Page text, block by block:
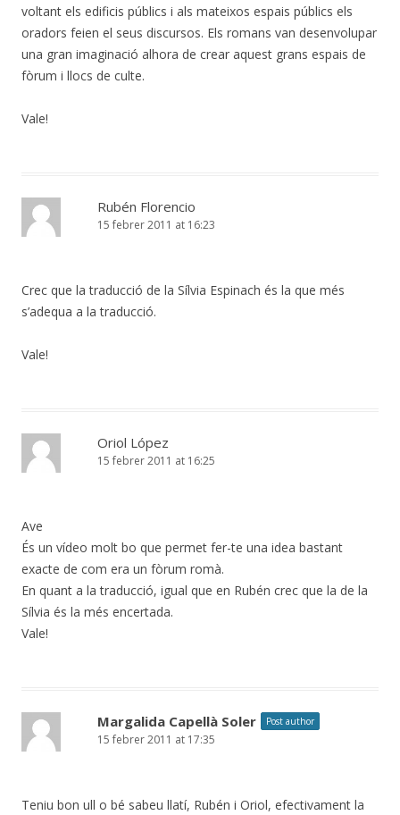
voltant els edificis públics i als mateixos espais públics els
oradors feien el seus discursos. Els romans van desenvolupar
una gran imaginació alhora de crear aquest grans espais de
fòrum i llocs de culte.
Vale!
Rubén Florencio
15 febrer 2011 at 16:23
Crec que la traducció de la Sílvia Espinach és la que més
s’adequa a la traducció.
Vale!
Oriol López
15 febrer 2011 at 16:25
Ave
És un vídeo molt bo que permet fer-te una idea bastant
exacte de com era un fòrum romà.
En quant a la traducció, igual que en Rubén crec que la de la
Sílvia és la més encertada.
Vale!
Margalida Capellà Soler Post author
15 febrer 2011 at 17:35
Teniu bon ull o bé sabeu llatí, Rubén i Oriol, efectivament la